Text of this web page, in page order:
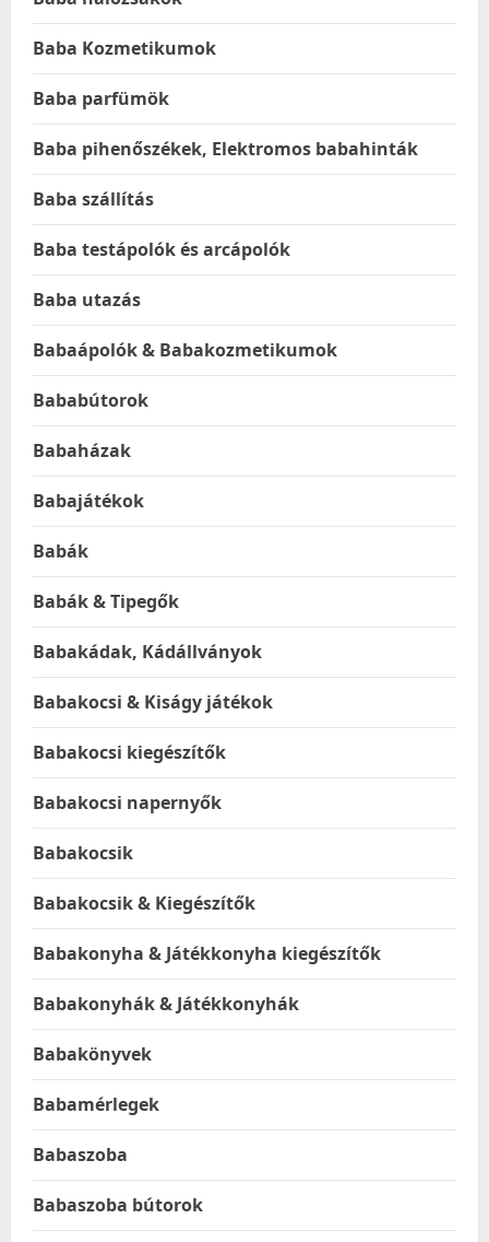
Baba Kozmetikumok
Baba parfümök
Baba pihenőszékek, Elektromos babahinták
Baba szállítás
Baba testápolók és arcápolók
Baba utazás
Babaápolók & Babakozmetikumok
Bababútorok
Babaházak
Babajátékok
Babák
Babák & Tipegők
Babakádak, Kádállványok
Babakocsi & Kiságy játékok
Babakocsi kiegészítők
Babakocsi napernyők
Babakocsik
Babakocsik & Kiegészítők
Babakonyha & Játékkonyha kiegészítők
Babakonyhák & Játékkonyhák
Babakönyvek
Babamérlegek
Babaszoba
Babaszoba bútorok